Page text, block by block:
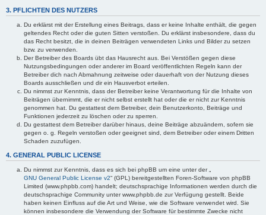
3. PFLICHTEN DES NUTZERS
Du erklärst mit der Erstellung eines Beitrags, dass er keine Inhalte enthält, die gegen
geltendes Recht oder die guten Sitten verstoßen. Du erklärst insbesondere, dass du
das Recht besitzt, die in deinen Beiträgen verwendeten Links und Bilder zu setzen
bzw. zu verwenden.
Der Betreiber des Boards übt das Hausrecht aus. Bei Verstößen gegen diese
Nutzungsbedingungen oder anderer im Board veröffentlichten Regeln kann der
Betreiber dich nach Abmahnung zeitweise oder dauerhaft von der Nutzung dieses
Boards ausschließen und dir ein Hausverbot erteilen.
Du nimmst zur Kenntnis, dass der Betreiber keine Verantwortung für die Inhalte von
Beiträgen übernimmt, die er nicht selbst erstellt hat oder die er nicht zur Kenntnis
genommen hat. Du gestattest dem Betreiber, dein Benutzerkonto, Beiträge und
Funktionen jederzeit zu löschen oder zu sperren.
Du gestattest dem Betreiber darüber hinaus, deine Beiträge abzuändern, sofern sie
gegen o. g. Regeln verstoßen oder geeignet sind, dem Betreiber oder einem Dritten
Schaden zuzufügen.
4. GENERAL PUBLIC LICENSE
Du nimmst zur Kenntnis, dass es sich bei phpBB um eine unter der „
GNU General Public License v2“ (GPL) bereitgestellten Foren-Software von phpBB
Limited (www.phpbb.com) handelt; deutschsprachige Informationen werden durch die
deutschsprachige Community unter www.phpbb.de zur Verfügung gestellt. Beide
haben keinen Einfluss auf die Art und Weise, wie die Software verwendet wird. Sie
können insbesondere die Verwendung der Software für bestimmte Zwecke nicht